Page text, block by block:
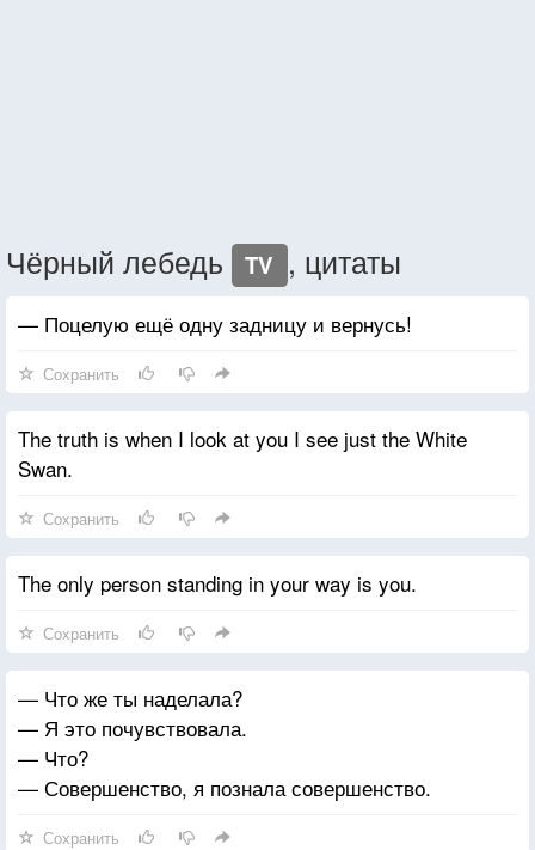
Чёрный лебедь TV , цитаты
— Поцелую ещё одну задницу и вернусь!
Сохранить
The truth is when I look at you I see just the White
Swan.
Сохранить
The only person standing in your way is you.
Сохранить
— Что же ты наделала?
— Я это почувствовала.
— Что?
— Совершенство, я познала совершенство.
Сохранить